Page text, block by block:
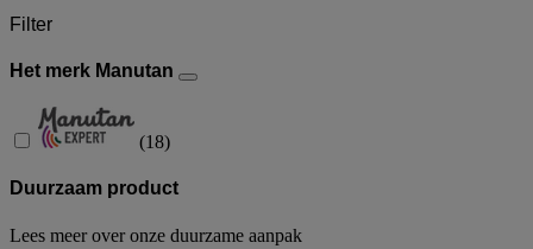
Filter
Het merk Manutan
(18)
Duurzaam product
Lees meer over onze duurzame aanpak